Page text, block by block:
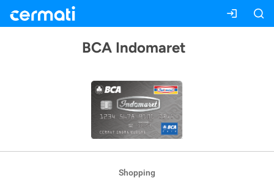
BCA Indomaret
Shopping